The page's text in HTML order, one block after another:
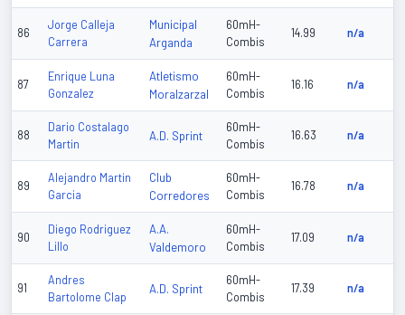
86
Jorge Calleja
Carrera
Municipal
Arganda
60mH-
Combis
14.99 n/a
87
Enrique Luna
Gonzalez
Atletismo
Moralzarzal
60mH-
Combis
16.16 n/a
88
Dario Costalago
Martin
A.D. Sprint
60mH-
Combis
16.63 n/a
89
Alejandro Martin
Garcia
Club
Corredores
60mH-
Combis
16.78 n/a
90
Diego Rodriguez
Lillo
A.A.
Valdemoro
60mH-
Combis
17.09 n/a
91
Andres
Bartolome Clap
A.D. Sprint
60mH-
Combis
17.39 n/a